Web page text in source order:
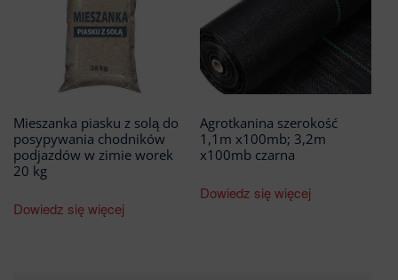
Mieszanka piasku z solą do
posypywania chodników
podjazdów w zimie worek
20 kg
Dowiedz się więcej
Agrotkanina szerokość
1,1m x100mb; 3,2m
x100mb czarna
Dowiedz się więcej